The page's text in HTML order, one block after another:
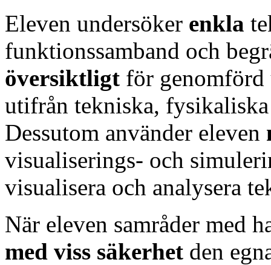
Eleven undersöker enkla
funktionssamband och
översiktligt för genomförd
utifrån tekniska,
Dessutom använder eleven
visualiserings- och
visualisera och analysera
När eleven samråder med
med viss säkerhet den